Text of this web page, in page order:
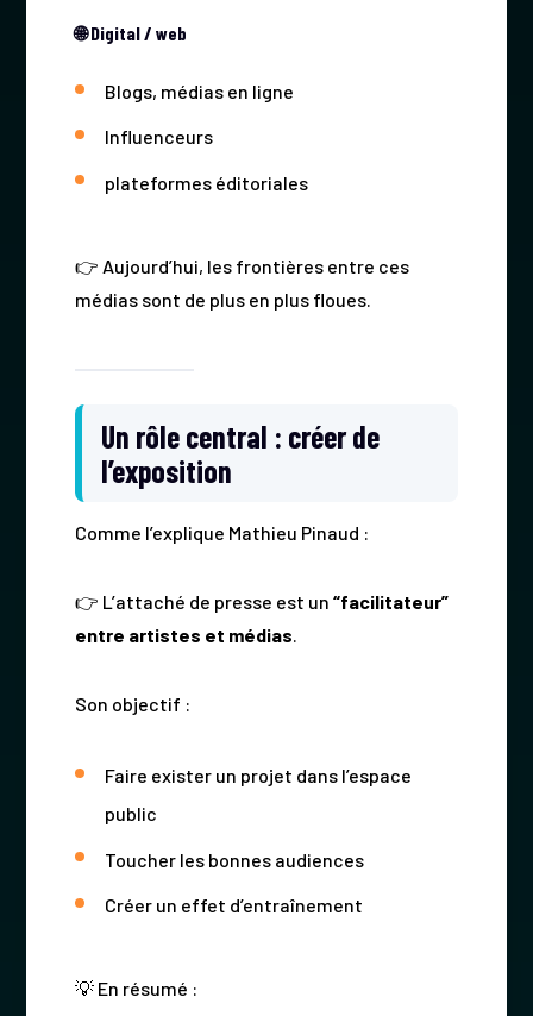
🌐 Digital / web
Blogs, médias en ligne
Influenceurs
plateformes éditoriales
👉 Aujourd’hui, les frontières entre ces
médias sont de plus en plus floues.
Un rôle central : créer de
l’exposition
Comme l’explique Mathieu Pinaud :
👉 L’attaché de presse est un “facilitateur”
entre artistes et médias.
Son objectif :
Faire exister un projet dans l’espace
public
Toucher les bonnes audiences
Créer un effet d’entraînement
💡 En résumé :